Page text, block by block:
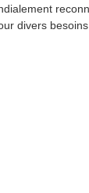
divers